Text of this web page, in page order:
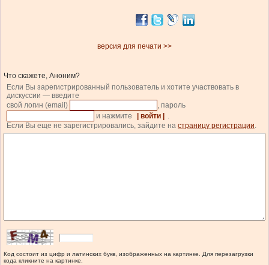
версия для печати >>
Что скажете, Аноним?
Если Вы зарегистрированный пользователь и хотите участвовать в
дискуссии — введите
свой логин (email)
, пароль
и нажмите
| войти |
.
Если Вы еще не зарегистрировались, зайдите на страницу регистрации.
Код состоит из цифр и латинских букв, изображенных на картинке. Для перезагрузки
кода кликните на картинке.